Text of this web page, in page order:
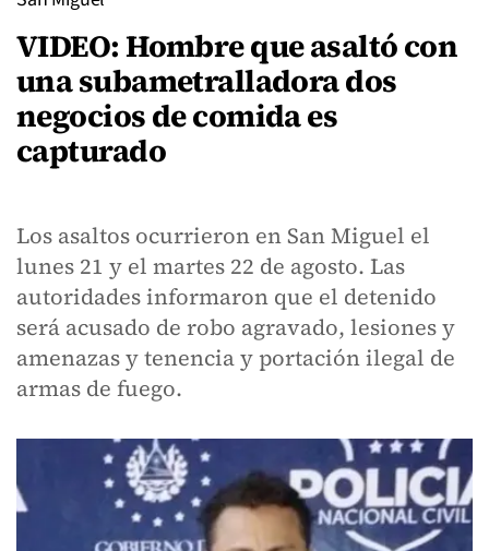
VIDEO: Hombre que asaltó con
una subametralladora dos
negocios de comida es
capturado
Los asaltos ocurrieron en San Miguel el
lunes 21 y el martes 22 de agosto. Las
autoridades informaron que el detenido
será acusado de robo agravado, lesiones y
amenazas y tenencia y portación ilegal de
armas de fuego.